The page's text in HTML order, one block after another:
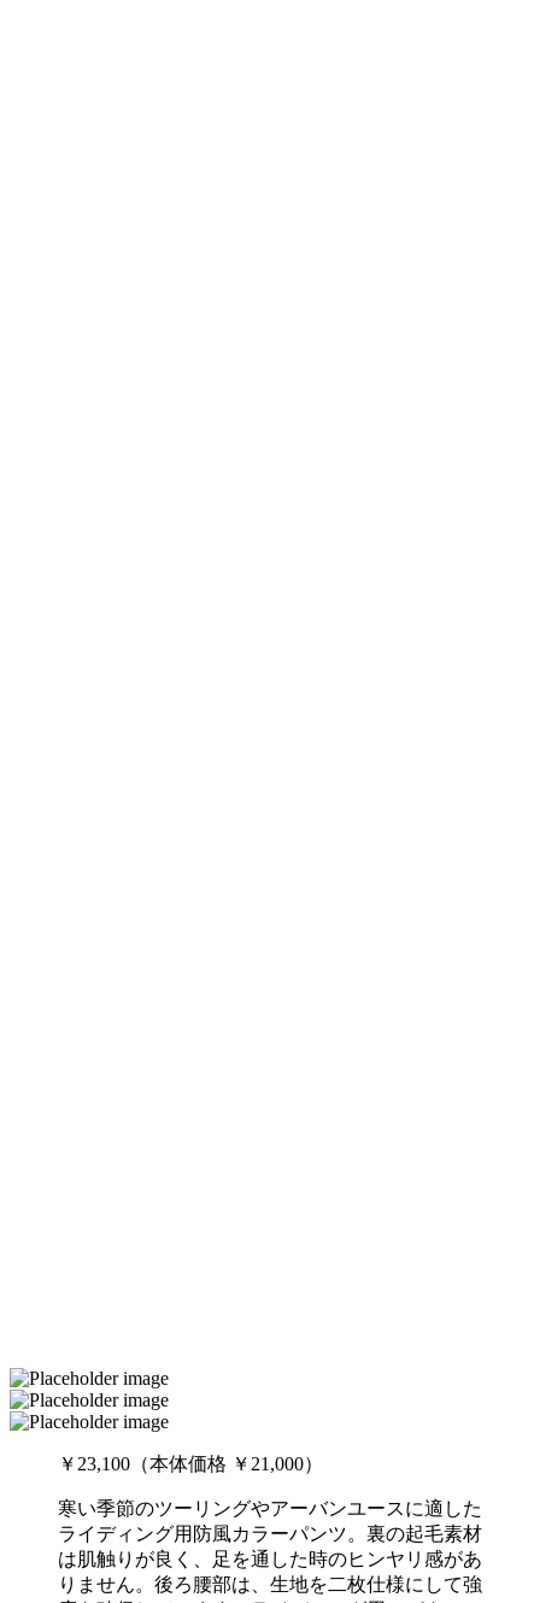
￥23,100（本体価格 ￥21,000）
寒い季節のツーリングやアーバンユースに適した
ライディング用防風カラーパンツ。裏の起毛素材
は肌触りが良く、足を通した時のヒンヤリ感があ
りません。後ろ腰部は、生地を二枚仕様にして強